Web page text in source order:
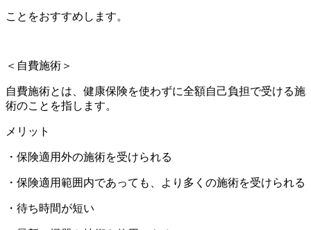
ことをおすすめします。
＜自費施術＞
自費施術とは、健康保険を使わずに全額自己負担で受ける施
術のことを指します。
メリット
・保険適用外の施術を受けられる
・保険適用範囲内であっても、より多くの施術を受けられる
・待ち時間が短い